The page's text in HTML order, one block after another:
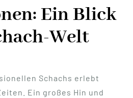
Ein Blick
Welt
Schachs erlebt
Ein großes Hin und